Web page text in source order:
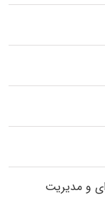
و مدیریت